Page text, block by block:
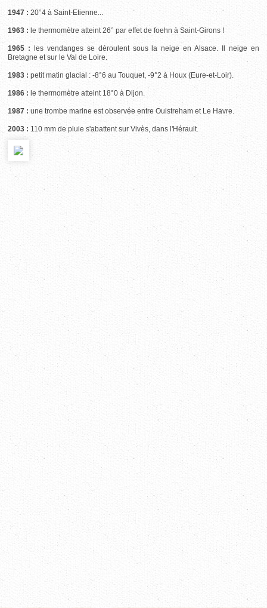
1947 : 20°4 à Saint-Etienne...
1963 : le thermomètre atteint 26° par effet de foehn à Saint-Girons !
1965 : les vendanges se déroulent sous la neige en Alsace. Il neige en
Bretagne et sur le Val de Loire.
1983 : petit matin glacial : -8°6 au Touquet, -9°2 à Houx (Eure-et-Loir).
1986 : le thermomètre atteint 18°0 à Dijon.
1987 : une trombe marine est observée entre Ouistreham et Le Havre.
2003 : 110 mm de pluie s'abattent sur Vivès, dans l'Hérault.